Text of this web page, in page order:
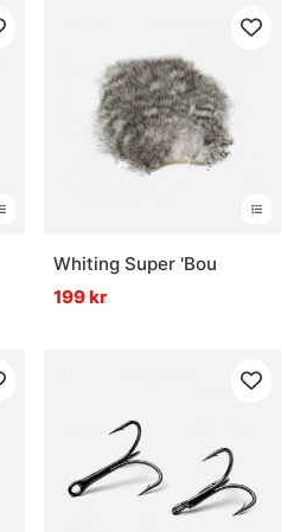
Whiting Super 'Bou
199 kr